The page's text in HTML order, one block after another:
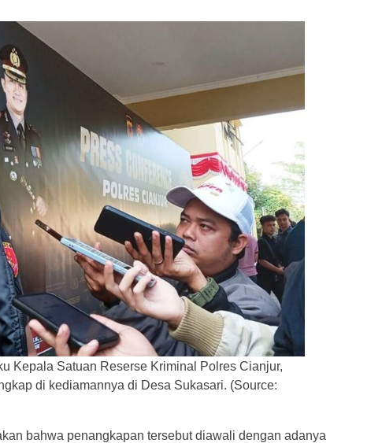
Kepala Satuan Reserse Kriminal Polres Cianjur,
di kediamannya di Desa Sukasari. (Source:
bahwa penangkapan tersebut diawali dengan adanya